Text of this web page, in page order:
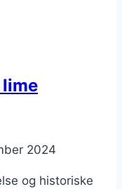
2024
og historiske